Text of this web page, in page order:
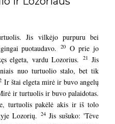
Jis vilkėjo purpuru bei
puotaudavo.
20 O prie jo
elgeta, vardu Lozorius.
21 Jis
nuo turtuolio stalo, bet tik
Ir štai elgeta mirė ir buvo angelų
ir turtuolis ir buvo palaidotas.
turtuolis pakėlė akis ir iš tolo
Lozorių. 24Jis sušuko: 'Tėve